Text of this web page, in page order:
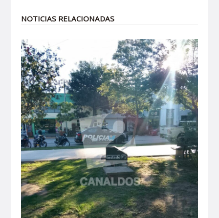
NOTICIAS RELACIONADAS